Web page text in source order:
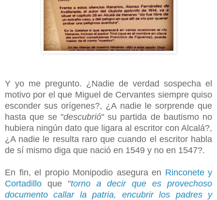
Y yo me pregunto. ¿Nadie de verdad sospecha el
motivo por el que Miguel de Cervantes siempre quiso
esconder sus orígenes?, ¿A nadie le sorprende que
hasta que se "descubrió" su partida de bautismo no
hubiera ningún dato que ligara al escritor con Alcalá?,
¿A nadie le resulta raro que cuando el escritor habla
de sí mismo diga que nació en 1549 y no en 1547?.
En fin, el propio Monipodio asegura en Rinconete y
Cortadillo que "torno a decir que es provechoso
documento callar la patria, encubrir los padres y